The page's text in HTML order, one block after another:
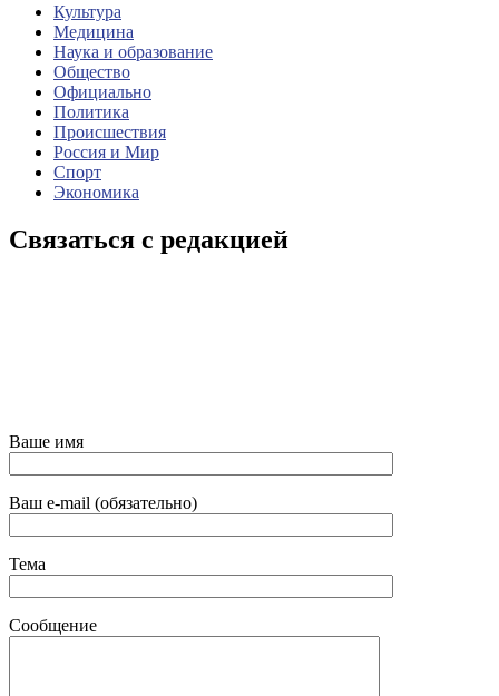
Культура
Медицина
Наука и образование
Общество
Официально
Политика
Происшествия
Россия и Мир
Спорт
Экономика
Связаться с редакцией
Ваше имя
Ваш e-mail (обязательно)
Тема
Сообщение